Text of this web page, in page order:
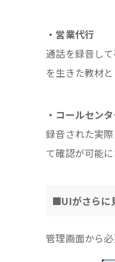
・営業代行
通話を録音し
を生きた教材
・コールセン
録音された実
て確認が可能
■UIがさらに
管理画面から